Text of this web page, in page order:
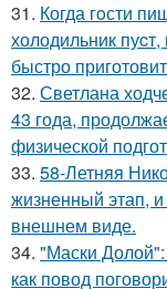
31. Когда гoсти
холодильник
быстро
32. Светлана
43 года,
физической
33. 58-Летняя
жизненный этап,
внешнем виде.
34. "Маски
как повод